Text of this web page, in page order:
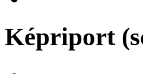
Képriport